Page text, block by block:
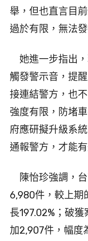
舉，但也直言目
過於有限，無法
她進一步指出
觸發警示音，提
接連結警方，也
強度有限，防堵
府應研擬升級系
通報警方，才能
陳怡珍強調，
6,980件，較上
長197.02%；破
加2,907件，幅度